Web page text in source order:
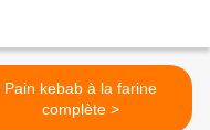
Pain kebab à la farine
complète >